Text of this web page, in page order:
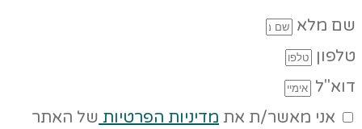
שם מלא
טלפון
דוא"ל
אני מאשר/ת את מדיניות הפרטיות של האתר